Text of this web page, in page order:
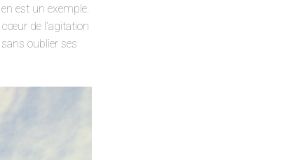
est un exemple.
de l’agitation
oublier ses